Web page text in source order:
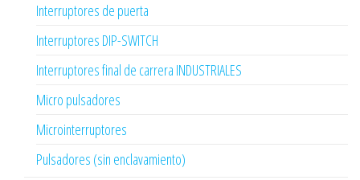
Interruptores de puerta
Interruptores DIP-SWITCH
Interruptores final de carrera INDUSTRIALES
Micro pulsadores
Microinterruptores
Pulsadores (sin enclavamiento)